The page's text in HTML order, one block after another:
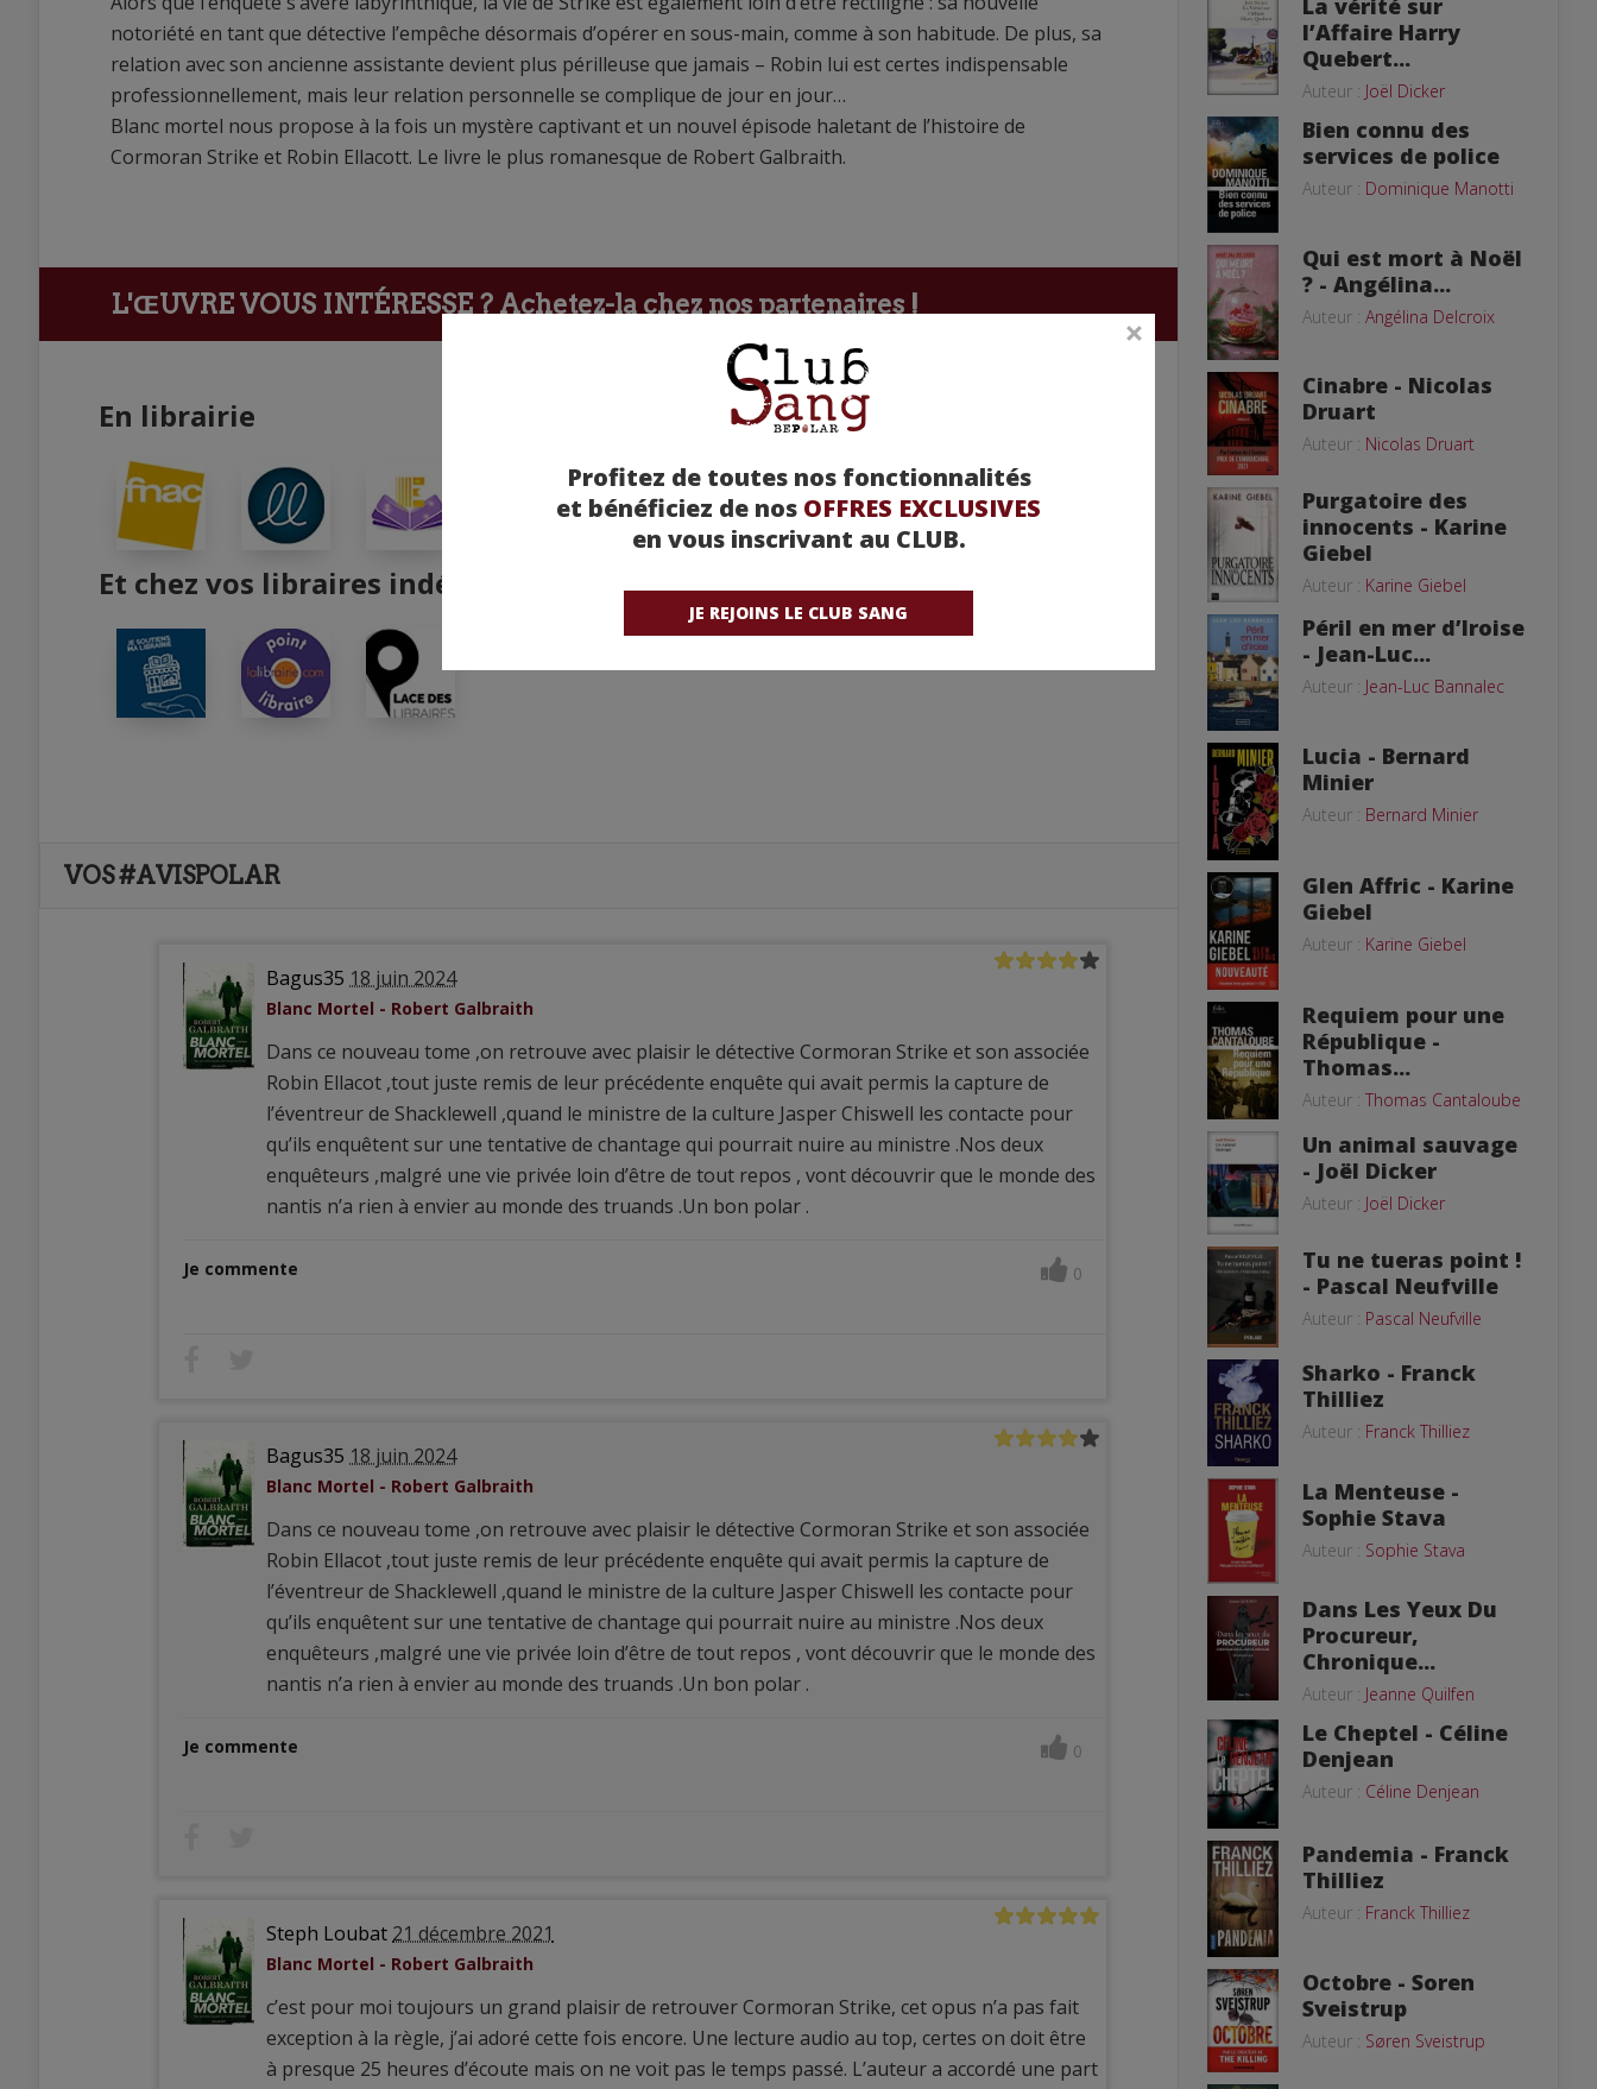
Profitez de toutes nos fonctionnalités
et bénéficiez de nos OFFRES EXCLUSIVES
en vous inscrivant au CLUB.
JE REJOINS LE CLUB SANG
notoriété en tant que détective l’empêche désormais d’opérer en sous-main, comme à son habitude. De plus, sa
relation avec son ancienne assistante devient plus périlleuse que jamais – Robin lui est certes indispensable
professionnellement, mais leur relation personnelle se complique de jour en jour…
Blanc mortel nous propose à la fois un mystère captivant et un nouvel épisode haletant de l’histoire de
Cormoran Strike et Robin Ellacott. Le livre le plus romanesque de Robert Galbraith.
L'ŒUVRE VOUS INTÉRESSE ? Achetez-la chez nos partenaires !
En librairie
Et chez vos libraires indépendants
VOS #AVISPOLAR
Bagus35 18 juin 2024
Blanc Mortel - Robert Galbraith
Dans ce nouveau tome ,on retrouve avec plaisir le détective Cormoran Strike et son associée
Robin Ellacot ,tout juste remis de leur précédente enquête qui avait permis la capture de
l’éventreur de Shacklewell ,quand le ministre de la culture Jasper Chiswell les contacte pour
qu’ils enquêtent sur une tentative de chantage qui pourrait nuire au ministre .Nos deux
enquêteurs ,malgré une vie privée loin d’être de tout repos , vont découvrir que le monde des
nantis n’a rien à envier au monde des truands .Un bon polar .
Je commente 0
Bagus35 18 juin 2024
Blanc Mortel - Robert Galbraith
Dans ce nouveau tome ,on retrouve avec plaisir le détective Cormoran Strike et son associée
Robin Ellacot ,tout juste remis de leur précédente enquête qui avait permis la capture de
l’éventreur de Shacklewell ,quand le ministre de la culture Jasper Chiswell les contacte pour
qu’ils enquêtent sur une tentative de chantage qui pourrait nuire au ministre .Nos deux
enquêteurs ,malgré une vie privée loin d’être de tout repos , vont découvrir que le monde des
nantis n’a rien à envier au monde des truands .Un bon polar .
Je commente 0
Steph Loubat 21 décembre 2021
Blanc Mortel - Robert Galbraith
c’est pour moi toujours un grand plaisir de retrouver Cormoran Strike, cet opus n’a pas fait
exception à la règle, j’ai adoré cette fois encore. Une lecture audio au top, certes on doit être
à presque 25 heures d’écoute mais on ne voit pas le temps passé. L’auteur a accordé une part
l’Affaire Harry
Quebert...
Auteur : Joël Dicker
Bien connu des
services de police
Auteur : Dominique Manotti
Qui est mort à Noël
? - Angélina...
Auteur : Angélina Delcroix
Cinabre - Nicolas
Druart
Auteur : Nicolas Druart
Purgatoire des
innocents - Karine
Giebel
Auteur : Karine Giebel
Péril en mer d’Iroise
- Jean-Luc...
Auteur : Jean-Luc Bannalec
Lucia - Bernard
Minier
Auteur : Bernard Minier
Glen Affric - Karine
Giebel
Auteur : Karine Giebel
Requiem pour une
République -
Thomas...
Auteur : Thomas Cantaloube
Un animal sauvage
- Joël Dicker
Auteur : Joël Dicker
Tu ne tueras point !
- Pascal Neufville
Auteur : Pascal Neufville
Sharko - Franck
Thilliez
Auteur : Franck Thilliez
La Menteuse -
Sophie Stava
Auteur : Sophie Stava
Dans Les Yeux Du
Procureur,
Chronique...
Auteur : Jeanne Quilfen
Le Cheptel - Céline
Denjean
Auteur : Céline Denjean
Pandemia - Franck
Thilliez
Auteur : Franck Thilliez
Octobre - Soren
Sveistrup
Auteur : Søren Sveistrup